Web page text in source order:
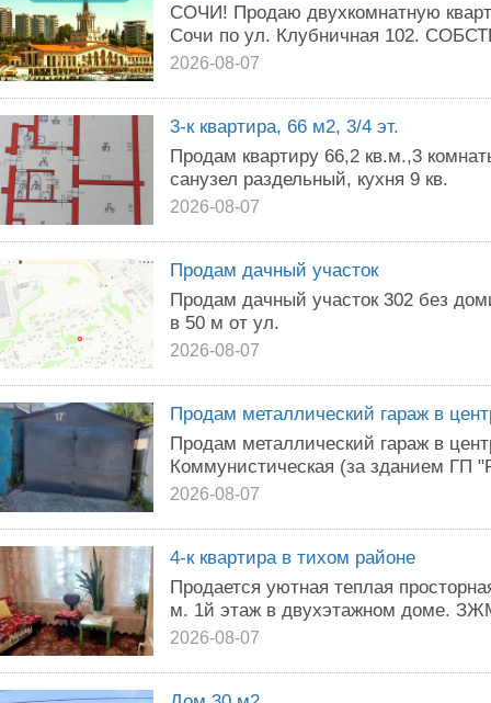
СОЧИ! Продаю двухкомнатную
Сочи по ул. Клубничная 102.
2026-08-07
3-к квартира, 66 м2, 3/4 эт.
Продам квартиру 66,2 кв.м.,3
санузел раздельный, кухня 9 кв.
2026-08-07
Продам дачный участок
Продам дачный участок 302 без
в 50 м от ул.
2026-08-07
Продам металлический гараж в
Продам металлический гараж в
Коммунистическая (за зданием ГП
2026-08-07
4-к квартира в тихом районе
Продается уютная теплая
м. 1й этаж в двухэтажном доме.
2026-08-07